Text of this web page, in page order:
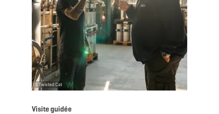
©Twisted Cat
Visite guidée